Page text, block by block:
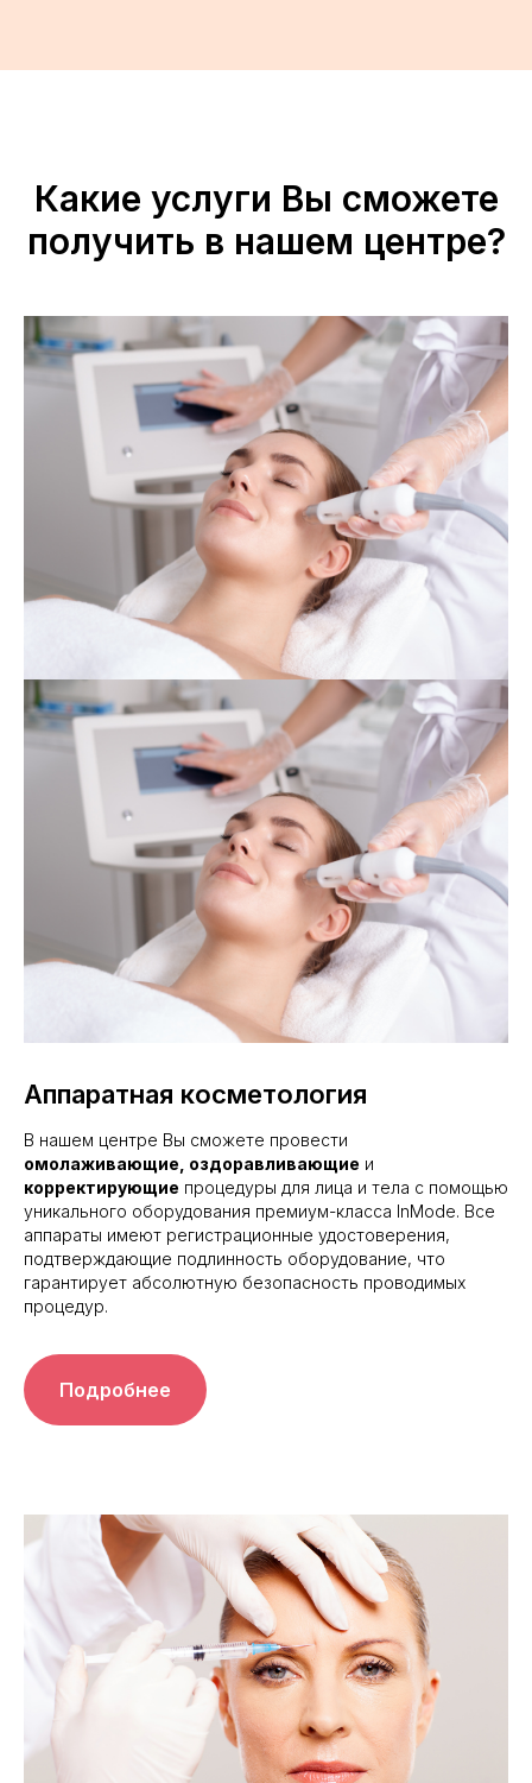
Какие услуги Вы сможете
получить в нашем центре?
Аппаратная косметология
В нашем центре Вы сможете провести
омолаживающие, оздоравливающие и
корректирующие процедуры для лица и тела с помощью
уникального оборудования премиум-класса InMode. Все
аппараты имеют регистрационные удостоверения,
подтверждающие подлинность оборудование, что
гарантирует абсолютную безопасность проводимых
процедур.
Подробнее